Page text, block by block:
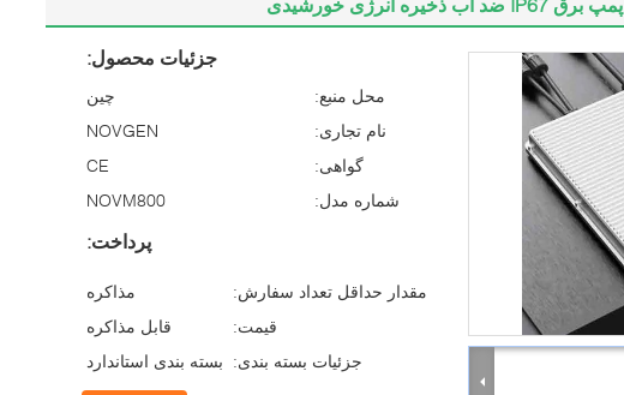
جزئیات محصول:
محل منبع:
چین
نام تجاری:
NOVGEN
گواهی:
CE
شماره مدل:
NOVM800
پرداخت:
مقدار حداقل تعداد سفارش:
مذاکره
قیمت:
قابل مذاکره
جزئیات بسته بندی: بسته بندی استاندارد